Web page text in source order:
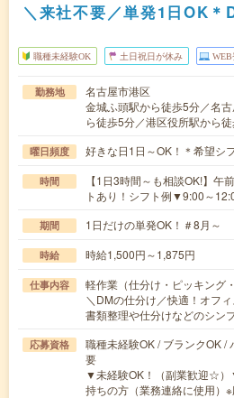
＼来社不要／単発1日OK＊
職種未経験OK 土日祝日が休み WEB
勤務地
名古屋市港区
金城ふ頭駅から徒歩5分／名
ら徒歩5分／港区役所駅から
曜日頻度 好きな日1日～OK！＊希望シ
時間
【1日3時間～も相談OK!】午
トあり！シフト例▼9:00～
期間 1日だけの単発OK！＃8月～
時給 時給1,500円～1,875円
仕事内容
軽作業（仕分け・ピッキング
＼DMの仕分け／快適！オフ
書類整理や仕分けなどのシン
応募資格
職種未経験OK / ブランクOK /
要
▼未経験OK！（副業歓迎☆
持ちの方（業務連絡に使用）